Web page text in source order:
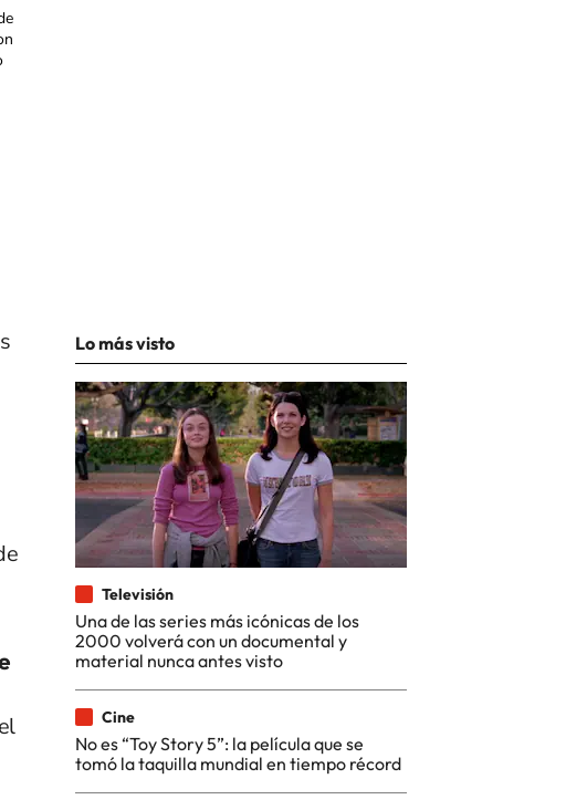
Lo más visto
Televisión
Una de las series más icónicas de los
2000 volverá con un documental y
material nunca antes visto
Cine
No es “Toy Story 5”: la película que se
tomó la taquilla mundial en tiempo récord